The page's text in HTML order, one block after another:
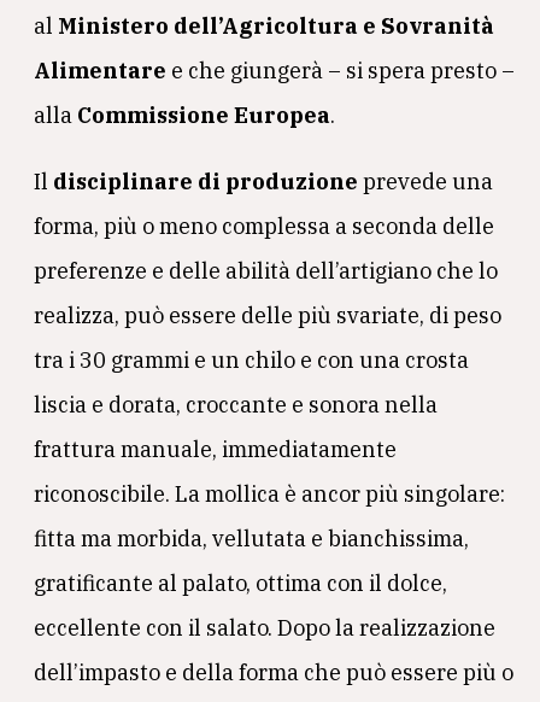
al Ministero dell’Agricoltura e Sovranità
Alimentare e che giungerà – si spera presto –
alla Commissione Europea.
Il disciplinare di produzione prevede una
forma, più o meno complessa a seconda delle
preferenze e delle abilità dell’artigiano che lo
realizza, può essere delle più svariate, di peso
tra i 30 grammi e un chilo e con una crosta
liscia e dorata, croccante e sonora nella
frattura manuale, immediatamente
riconoscibile. La mollica è ancor più singolare:
fitta ma morbida, vellutata e bianchissima,
gratificante al palato, ottima con il dolce,
eccellente con il salato. Dopo la realizzazione
dell’impasto e della forma che può essere più o